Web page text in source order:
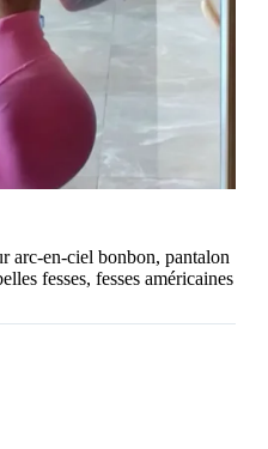
arc-en-ciel bonbon, pantalon
fesses, fesses américaines